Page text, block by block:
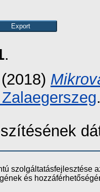
.
(2018)
szolgáltatásfejlesztése
és